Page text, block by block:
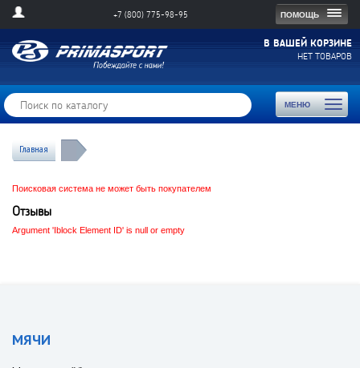
ПОМОЩЬ
+7 (800) 775-98-95
В ВАШЕЙ КОРЗИНЕ
НЕТ ТОВАРОВ
МЕНЮ
Toggle
Главная
Поисковая система не может быть покупателем
Отзывы
Argument 'Iblock Element ID' is null or empty
МЯЧИ